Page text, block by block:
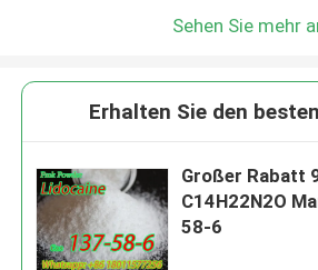
Sehen Sie mehr
Erhalten Sie den
Großer Rabatt
C14H22N2O
58-6